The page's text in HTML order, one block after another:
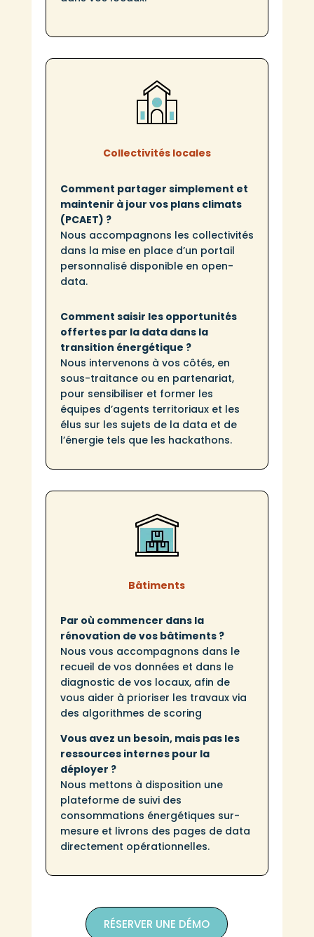
Collectivités locales
Comment partager simplement et
maintenir à jour vos plans climats
(PCAET) ?
Nous accompagnons les collectivités
dans la mise en place d’un portail
personnalisé disponible en open-
data.
Comment saisir les opportunités
offertes par la data dans la
transition énergétique ?
Nous intervenons à vos côtés, en
sous-traitance ou en partenariat,
pour sensibiliser et former les
équipes d’agents territoriaux et les
élus sur les sujets de la data et de
l’énergie tels que les hackathons.
Bâtiments
Par où commencer dans la
rénovation de vos bâtiments ?
Nous vous accompagnons dans le
recueil de vos données et dans le
diagnostic de vos locaux, afin de
vous aider à prioriser les travaux via
des algorithmes de scoring
Vous avez un besoin, mais pas les
ressources internes pour la
déployer ?
Nous mettons à disposition une
plateforme de suivi des
consommations énergétiques sur-
mesure et livrons des pages de data
directement opérationnelles.
RÉSERVER UNE DÉMO